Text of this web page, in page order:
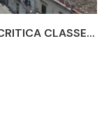
CLASSE...